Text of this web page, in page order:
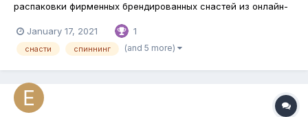
распаковки фирменных брендированных снастей из онлайн-
https://shop.fishingplanet.com/
January 17, 2021 1
снасти спиннинг (and 5 more)